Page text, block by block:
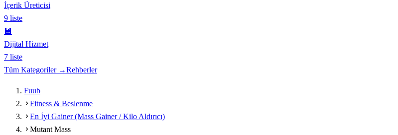
İçerik Üreticisi
9 liste
💾
Dijital Hizmet
7 liste
Tüm Kategoriler →Rehberler
Fuub
Fitness & Beslenme
En İyi Gainer (Mass Gainer / Kilo Aldırıcı)
Mutant Mass